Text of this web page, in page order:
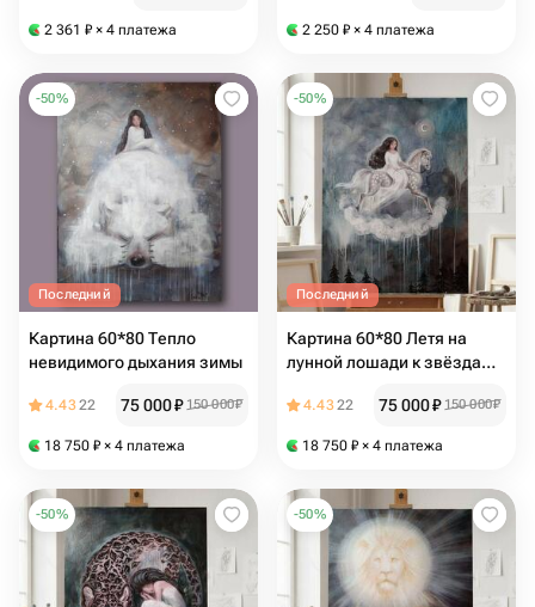
2 361 ₽ × 4 платежа 2 250 ₽ × 4 платежа
-50%
Последний
Картина 60*80 Тепло
невидимого дыхания зимы
4.4322 75 000₽ 150 000₽
18 750 ₽ × 4 платежа
-50%
Последний
Картина 60*80 Летя на
лунной лошади к звёздам,
4.4322 75 000₽ 150 000₽
18 750 ₽ × 4 платежа
-50% -50%